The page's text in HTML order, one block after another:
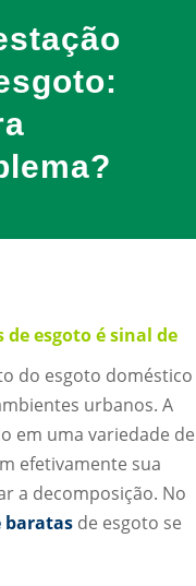
esgoto é sinal de
do esgoto doméstico
urbanos. A
em uma variedade de
efetivamente sua
a decomposição. No
baratas de esgoto se